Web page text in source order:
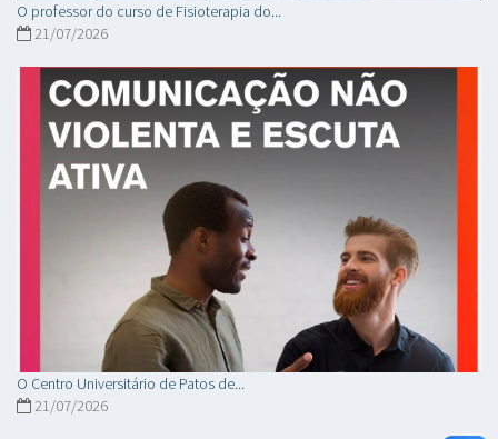
O professor do curso de Fisioterapia do...
21/07/2026
O Centro Universitário de Patos de...
21/07/2026